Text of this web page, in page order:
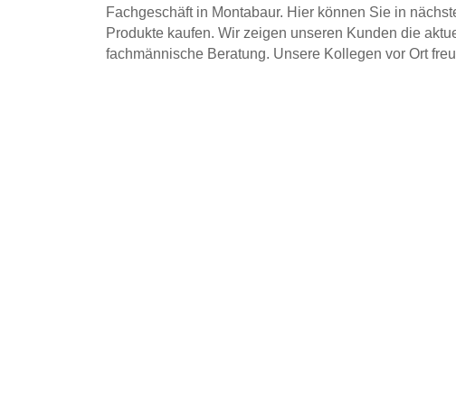
Fachgeschäft in Montabaur. Hier können Sie in
Produkte kaufen. Wir zeigen unseren Kunden die
fachmännische Beratung. Unsere Kollegen vor Ort